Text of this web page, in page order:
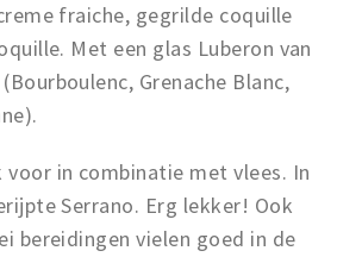
fraiche, gegrilde coquille
Met een glas Luberon van
Grenache Blanc,
in combinatie met vlees. In
Serrano. Erg lekker! Ook
bereidingen vielen goed in de